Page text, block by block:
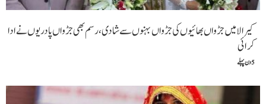
کیرالا میں جڑواں بھائیوں کی جڑواں بہنوں سے شادی، رسم بھی جڑواں پادریوں نے ادا
کرا ئی
5 دن پہلے